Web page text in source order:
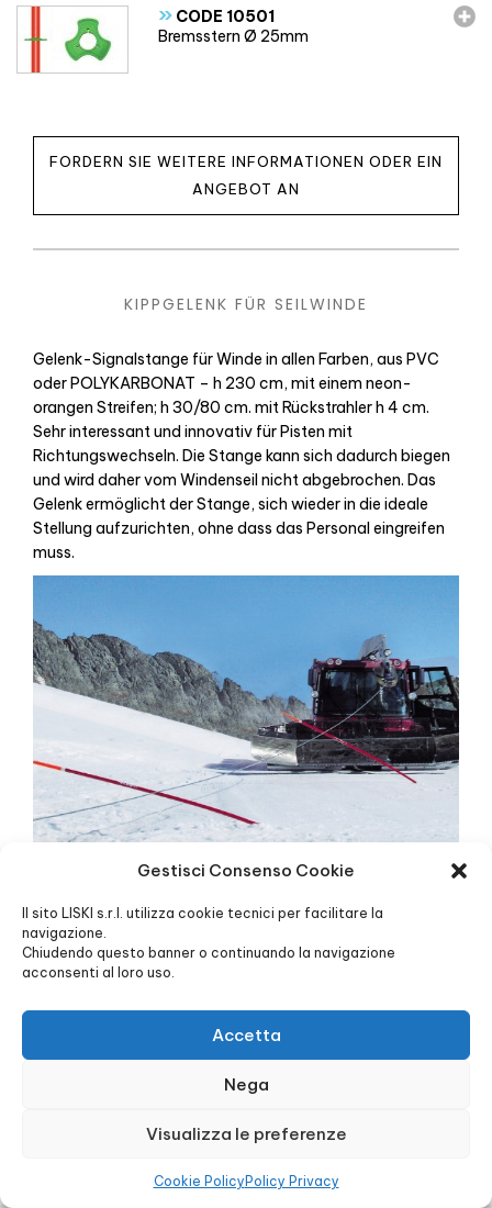
Gestisci Consenso Cookie
Il sito LISKI s.r.l. utilizza cookie tecnici per facilitare la
navigazione.
Chiudendo questo banner o continuando la navigazione
acconsenti al loro uso.
Accetta
Nega
Visualizza le preferenze
Cookie Policy Policy Privacy
» CODE 10501
Bremsstern Ø 25mm
FORDERN SIE WEITERE INFORMATIONEN ODER EIN
ANGEBOT AN
KIPPGELENK FÜR SEILWINDE
Gelenk-Signalstange für Winde in allen Farben, aus PVC
oder POLYKARBONAT – h 230 cm, mit einem neon-
orangen Streifen; h 30/80 cm. mit Rückstrahler h 4 cm.
Sehr interessant und innovativ für Pisten mit
Richtungswechseln. Die Stange kann sich dadurch biegen
und wird daher vom Windenseil nicht abgebrochen. Das
Gelenk ermöglicht der Stange, sich wieder in die ideale
Stellung aufzurichten, ohne dass das Personal eingreifen
muss.
Kippgelenk für Seilwinde
FORDERN SIE WEITERE INFORMATIONEN ODER EIN
ANGEBOT AN